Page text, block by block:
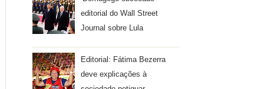
editorial do Wall Street
Journal sobre Lula
Editorial: Fátima Bezerra
deve explicações à